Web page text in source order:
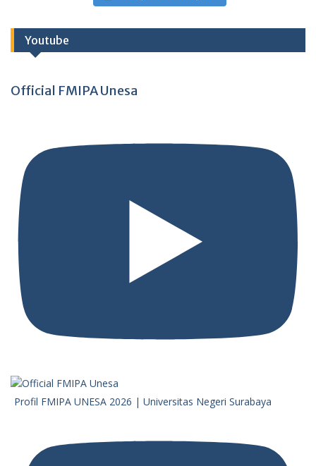
Youtube
Official FMIPA Unesa
Profil FMIPA UNESA 2026 | Universitas Negeri Surabaya